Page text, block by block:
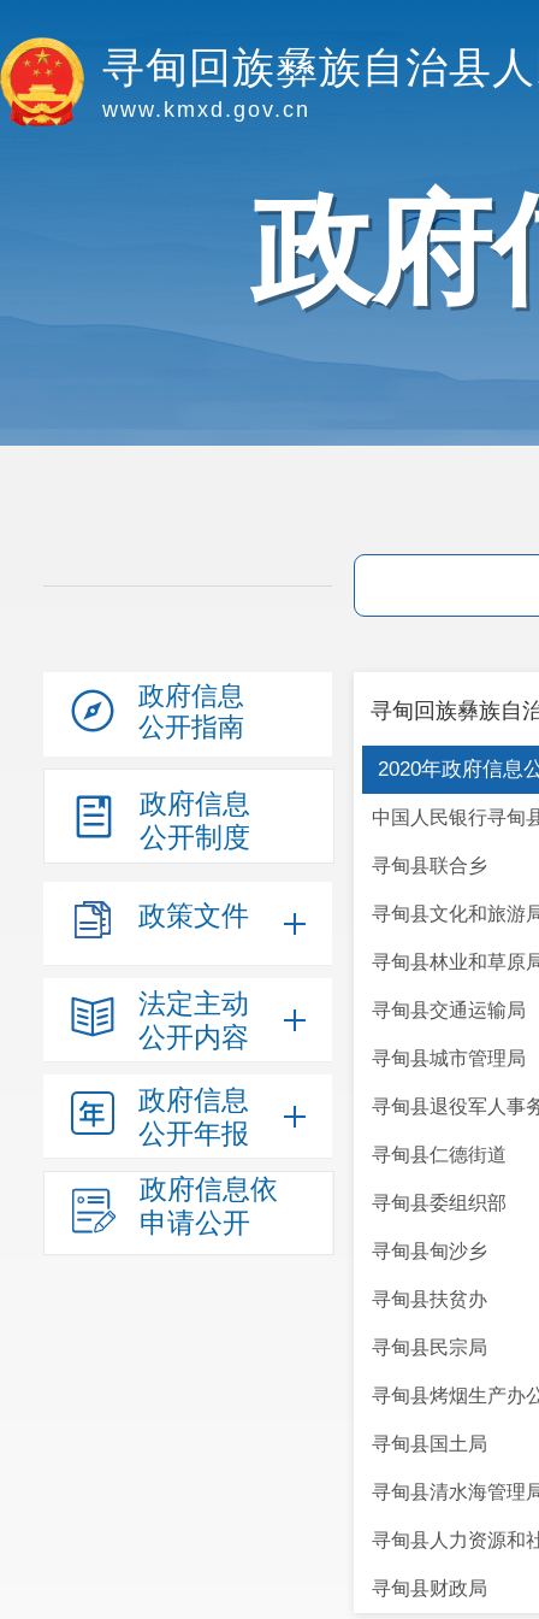
寻甸回族彝族自治县
www.kmxd.gov.cn
政府
政府信息
公开指南
政府信息
公开制度
政策文件
法定主动
公开内容
政府信息
公开年报
政府信息依
申请公开
寻甸回族彝族自
2020年政府信息
中国人民银行寻甸
寻甸县联合乡
寻甸县文化和旅游
寻甸县林业和草原
寻甸县交通运输局
寻甸县城市管理局
寻甸县退役军人事
寻甸县仁德街道
寻甸县委组织部
寻甸县甸沙乡
寻甸县扶贫办
寻甸县民宗局
寻甸县烤烟生产办
寻甸县国土局
寻甸县清水海管理
寻甸县人力资源和
寻甸县财政局